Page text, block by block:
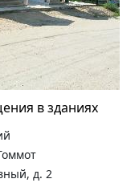
в зданиях
д. 2